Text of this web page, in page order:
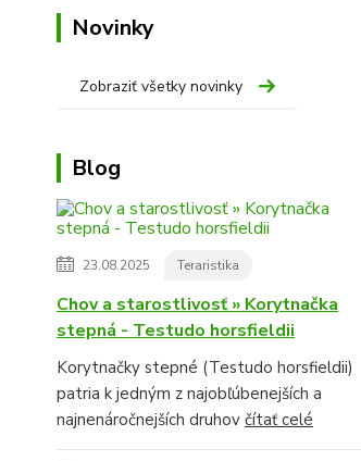
Novinky
Zobraziť všetky novinky
Blog
23.08.2025 Teraristika
Chov a starostlivosť » Korytnačka
stepná - Testudo horsfieldii
Korytnačky stepné (Testudo horsfieldii)
patria k jedným z najobľúbenejších a
najnenáročnejších druhov čítať celé